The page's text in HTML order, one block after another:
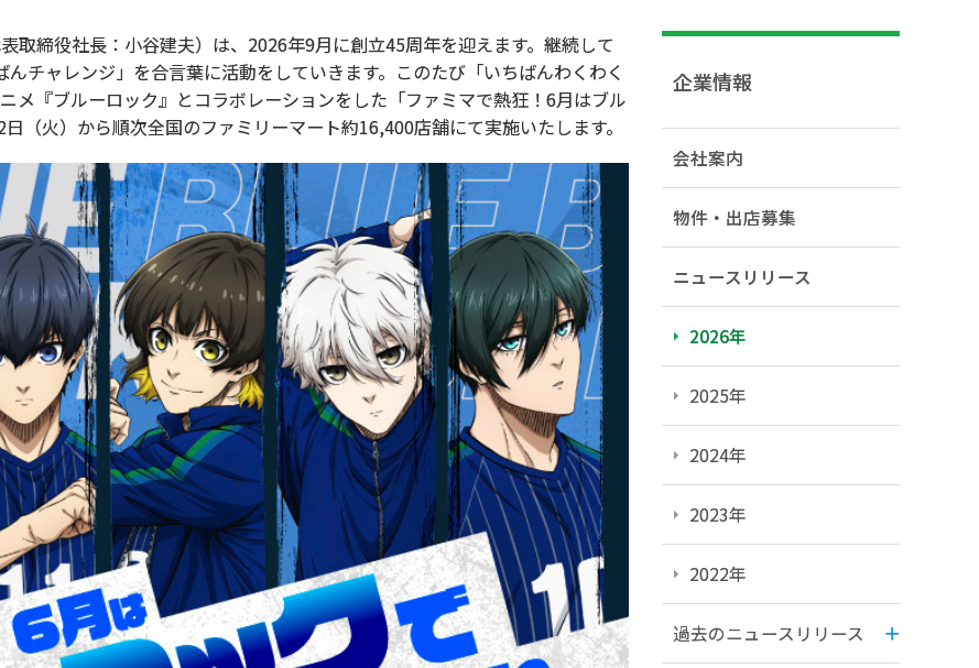
締役社長：小谷建夫）は、2026年9月に創立45周年を迎えます。継続して
チャレンジ」を合言葉に活動をしていきます。このたび「いちばんわくわく
メ『ブルーロック』とコラボレーションをした「ファミマで熱狂！6月はブル
（火）から順次全国のファミリーマート約16,400店舗にて実施いたします。
企業情報
会社案内
物件・出店募集
ニュースリリース
2026年
2025年
2024年
2023年
2022年
過去のニュースリリース